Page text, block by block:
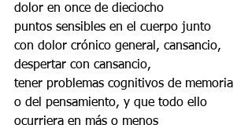
dolor en once de dieciocho
puntos sensibles en el cuerpo junto
con dolor crónico general, cansancio,
despertar con cansancio,
tener problemas cognitivos de memoria
o del pensamiento, y que todo ello
ocurriera en más o menos